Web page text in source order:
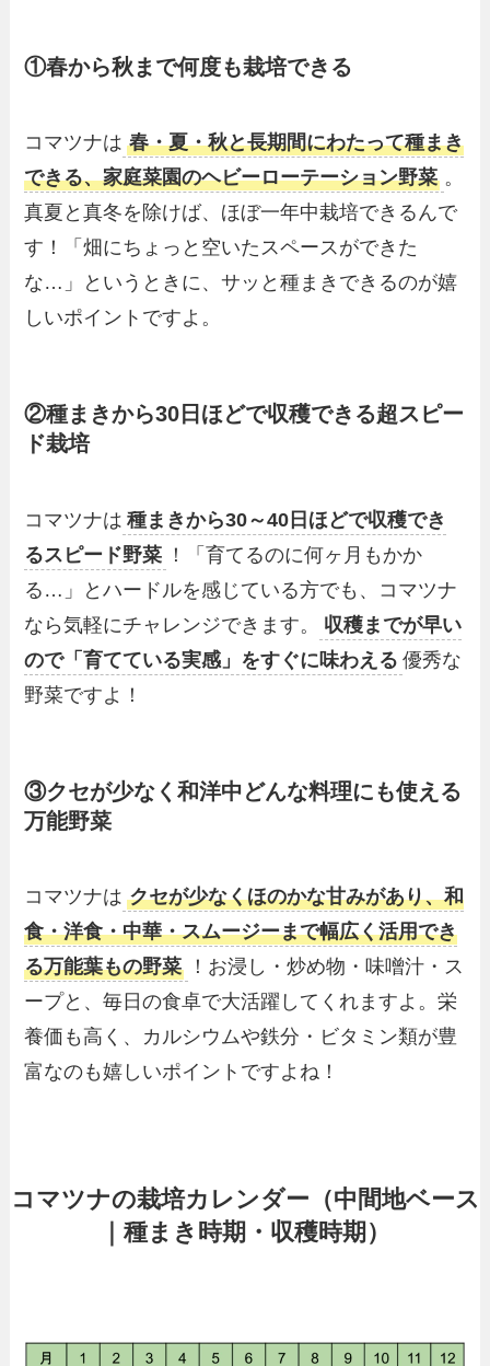
①春から秋まで何度も栽培できる
コマツナは 春・夏・秋と長期間にわたって種まき
できる、家庭菜園のヘビーローテーション野菜 。
真夏と真冬を除けば、ほぼ一年中栽培できるんで
す！「畑にちょっと空いたスペースができた
な…」というときに、サッと種まきできるのが嬉
しいポイントですよ。
②種まきから30日ほどで収穫できる超スピー
ド栽培
コマツナは 種まきから30～40日ほどで収穫でき
るスピード野菜 ！「育てるのに何ヶ月もかか
る…」とハードルを感じている方でも、コマツナ
なら気軽にチャレンジできます。
収穫までが早い
ので「育てている実感」をすぐに味わえる 優秀な
野菜ですよ！
③クセが少なく和洋中どんな料理にも使える
万能野菜
コマツナは クセが少なくほのかな甘みがあり、和
食・洋食・中華・スムージーまで幅広く活用でき
る万能葉もの野菜
！お浸し・炒め物・味噌汁・ス
ープと、毎日の食卓で大活躍してくれますよ。栄
養価も高く、カルシウムや鉄分・ビタミン類が豊
富なのも嬉しいポイントですよね！
コマツナの栽培カレンダー（中間地ベース
｜種まき時期・収穫時期）